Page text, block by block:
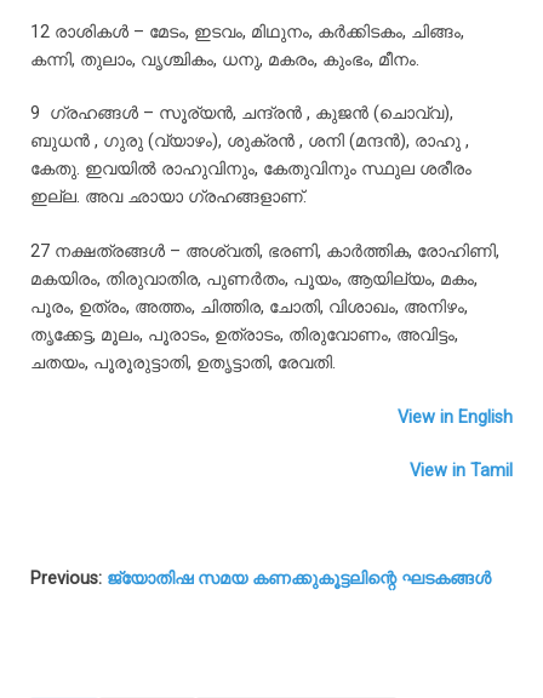
12 രാശികൾ – മേടം, ഇടവം, മിഥുനം, കർക്കിടകം, ചിങ്ങം,
കന്നി, തുലാം, വൃശ്ചികം, ധനു, മകരം, കുംഭം, മീനം.
9 ഗ്രഹങ്ങൾ – സൂര്യൻ, ചന്ദ്രൻ , കുജൻ (ചൊവ്വ),
ബുധൻ , ഗുരു (വ്യാഴം), ശുക്രൻ , ശനി (മന്ദൻ), രാഹു ,
കേതു. ഇവയിൽ രാഹുവിനും, കേതുവിനും സ്ഥുല ശരീരം
ഇല്ല. അവ ഛായാ ഗ്രഹങ്ങളാണ്.
27 നക്ഷത്രങ്ങൾ – അശ്വതി, ഭരണി, കാർത്തിക, രോഹിണി,
മകയിരം, തിരുവാതിര, പുണർതം, പൂയം, ആയില്യം, മകം,
പൂരം, ഉത്രം, അത്തം, ചിത്തിര, ചോതി, വിശാഖം, അനിഴം,
തൃക്കേട്ട, മൂലം, പൂരാടം, ഉത്രാടം, തിരുവോണം, അവിട്ടം,
ചതയം, പൂരൂരുട്ടാതി, ഉതൃട്ടാതി, രേവതി.
View in English
View in Tamil
Previous: ജ്യോതിഷ സമയ കണക്കുകൂട്ടലിന്റെ ഘടകങ്ങൾ